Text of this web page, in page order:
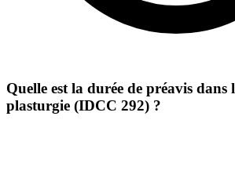
Quelle est la durée de préavis dans
plasturgie (IDCC 292) ?